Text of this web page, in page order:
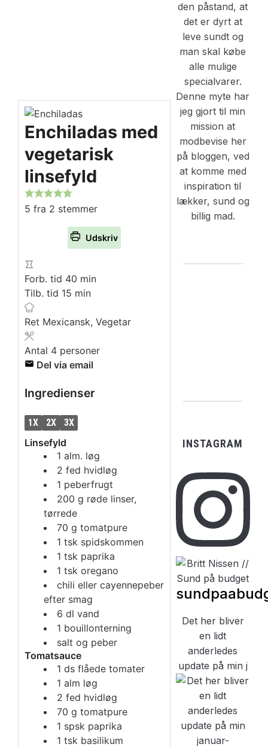
Enchiladas med
vegetarisk
linsefyld
5 fra 2 stemmer
Udskriv
Forb. tid 40 minutter
min
Tilb. tid 15 minutter
min
Ret Mexicansk, Vegetar
Antal 4 personer
Del via email
Ingredienser
1X 2X 3X
Linsefyld
1 alm. løg
2 fed hvidløg
1 peberfrugt
200 g røde linser,
tørrede
70 g tomatpure
1 tsk spidskommen
1 tsk paprika
1 tsk oregano
chili eller cayennepeber
efter smag
6 dl vand
1 bouillonterning
salt og peber
Tomatsauce
1 ds flåede tomater
1 alm løg
2 fed hvidløg
70 g tomatpure
1 spsk paprika
1 tsk basilikum
den påstand, at
det er dyrt at
leve sundt og
man skal købe
alle mulige
specialvarer.
Denne myte har
jeg gjort til min
mission at
modbevise her
på bloggen, ved
at komme med
inspiration til
lækker, sund og
billig mad.
INSTAGRAM
Det her bliver
en lidt
anderledes
update på min j